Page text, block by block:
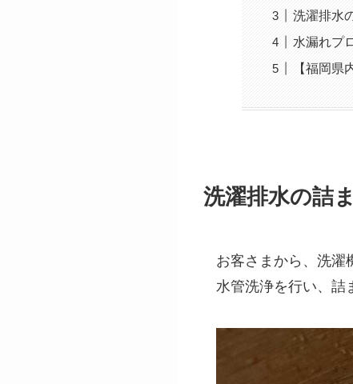
洗濯排水
水漏れプ
【福岡県
洗濯排水の詰
お客さまから、洗濯
水管洗浄を行い、詰